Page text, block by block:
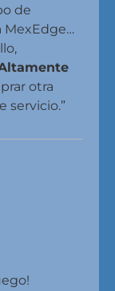
de
MexEdge…
otra
servicio.”